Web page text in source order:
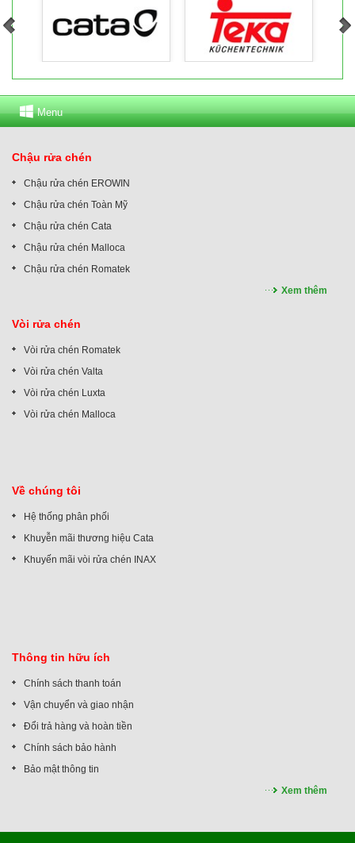
Menu
Chậu rửa chén
Chậu rửa chén EROWIN
Chậu rửa chén Toàn Mỹ
Chậu rửa chén Cata
Chậu rửa chén Malloca
Chậu rửa chén Romatek
Xem thêm
Vòi rửa chén
Vòi rửa chén Romatek
Vòi rửa chén Valta
Vòi rửa chén Luxta
Vòi rửa chén Malloca
Về chúng tôi
Hệ thống phân phối
Khuyễn mãi thương hiệu Cata
Khuyến mãi vòi rửa chén INAX
Thông tin hữu ích
Chính sách thanh toán
Vận chuyển và giao nhận
Đổi trả hàng và hoàn tiền
Chính sách bảo hành
Bảo mật thông tin
Xem thêm